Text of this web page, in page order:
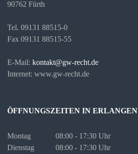
90762 Fürth
Tel. 09131 88515-0
Fax 09131 88515-55
E-Mail: kontakt@gw-recht.de
Internet: www.gw-recht.de
ÖFFNUNGSZEITEN IN ERLANGEN
Montag
08:00 - 17:30 Uhr
Dienstag
08:00 - 17:30 Uhr